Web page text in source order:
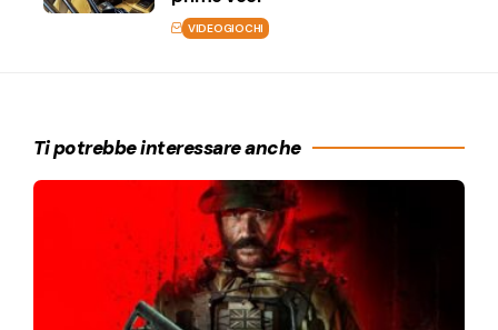
VIDEOGIOCHI
Ti potrebbe interessare anche